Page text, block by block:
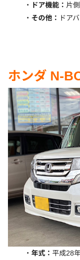
ドア機能： 片
その他： ドア
ホンダ N-
年式：平成28